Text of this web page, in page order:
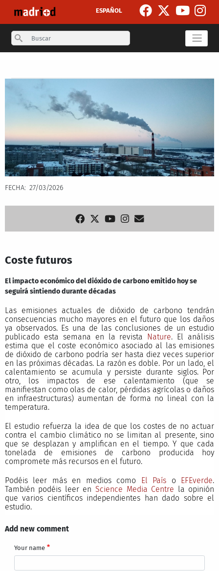
ESPAÑOL
Search
FECHA 27/03/2026
Coste futuros
El impacto económico del dióxido de carbono emitido hoy se
seguirá sintiendo durante décadas
Las emisiones actuales de dióxido de carbono tendrán
consecuencias mucho mayores en el futuro que los daños
ya observados. Es una de las conclusiones de un estudio
publicado esta semana en la revista Nature. El análisis
estima que el coste económico asociado al las emisiones
de dióxido de carbono podría ser hasta diez veces superior
en las próximas décadas. La razón es doble. Por un lado, el
calentamiento se acumula y persiste durante siglos. Por
otro, los impactos de ese calentamiento (que se
manifiestan como olas de calor, pérdidas agrícolas o daños
en infraestructuras) aumentan de forma no lineal con la
temperatura.
El estudio refuerza la idea de que los costes de no actuar
contra el cambio climático no se limitan al presente, sino
que se desplazan y amplifican en el tiempo. Y que cada
tonelada de emisiones de carbono producida hoy
compromete más recursos en el futuro.
Podéis leer más en medios como El País o EFEverde.
También podéis leer en Science Media Centre la opinión
que varios científicos independientes han dado sobre el
estudio.
Add new comment
Your name